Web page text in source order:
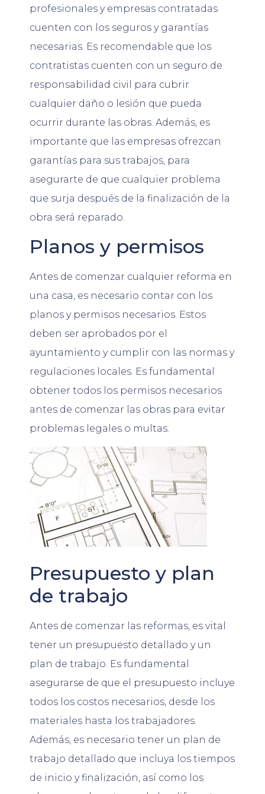
profesionales y empresas contratadas
cuenten con los seguros y garantías
necesarias. Es recomendable que los
contratistas cuenten con un seguro de
responsabilidad civil para cubrir
cualquier daño o lesión que pueda
ocurrir durante las obras. Además, es
importante que las empresas ofrezcan
garantías para sus trabajos, para
asegurarte de que cualquier problema
que surja después de la finalización de la
obra será reparado.
Planos y permisos
Antes de comenzar cualquier reforma en
una casa, es necesario contar con los
planos y permisos necesarios. Estos
deben ser aprobados por el
ayuntamiento y cumplir con las normas y
regulaciones locales. Es fundamental
obtener todos los permisos necesarios
antes de comenzar las obras para evitar
problemas legales o multas.
Presupuesto y plan
de trabajo
Antes de comenzar las reformas, es vital
tener un presupuesto detallado y un
plan de trabajo. Es fundamental
asegurarse de que el presupuesto incluye
todos los costos necesarios, desde los
materiales hasta los trabajadores.
Además, es necesario tener un plan de
trabajo detallado que incluya los tiempos
de inicio y finalización, así como los